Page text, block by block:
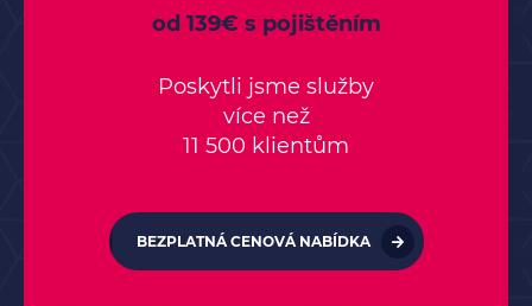
od 139€ s pojištěním
Poskytli jsme služby
více než
11 500 klientům
BEZPLATNÁ CENOVÁ NABÍDKA